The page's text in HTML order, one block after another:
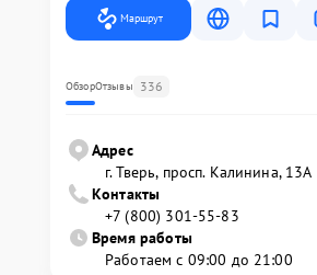
Маршрут
ОбзорОтзывы 336
Адрес
г. Тверь, просп. Калинина, 13А
Контакты
+7 (800) 301-55-83
Время работы
Работаем с 09:00 до 21:00